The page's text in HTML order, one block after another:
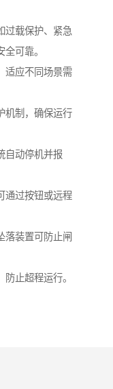
过载保护、紧急
可靠。
适应不同场景需
机制，确保运行
自动停机并报
通过按钮或远程
落装置可防止闸
止超程运行。